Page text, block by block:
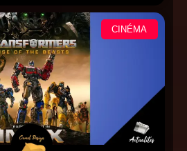
CINÉMA